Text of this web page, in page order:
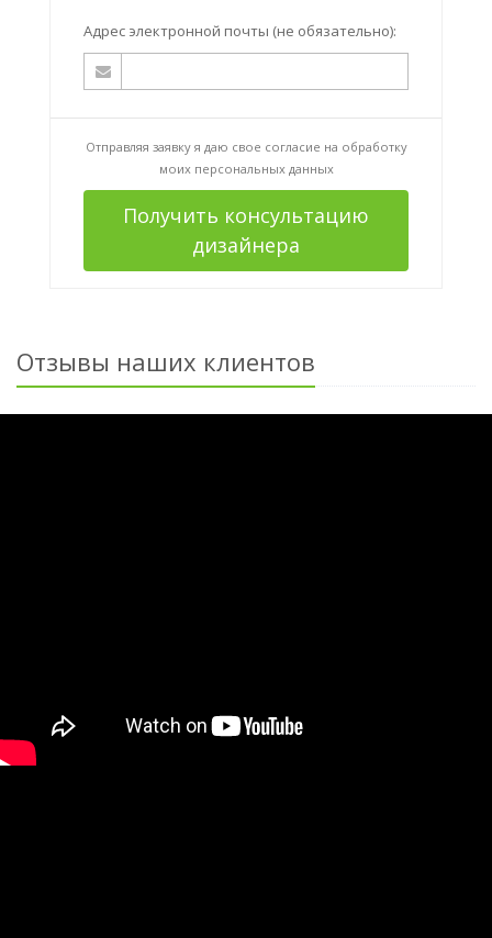
Адрес электронной почты (не обязательно):
Отправляя заявку я даю свое согласие на обработку
моих персональных данных
Получить консультацию
дизайнера
Отзывы наших клиентов